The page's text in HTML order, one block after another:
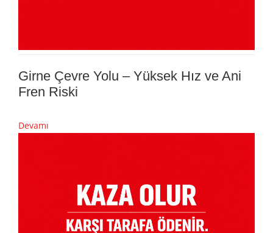
Girne Çevre Yolu – Yüksek Hız ve Ani
Fren Riski
Devamı